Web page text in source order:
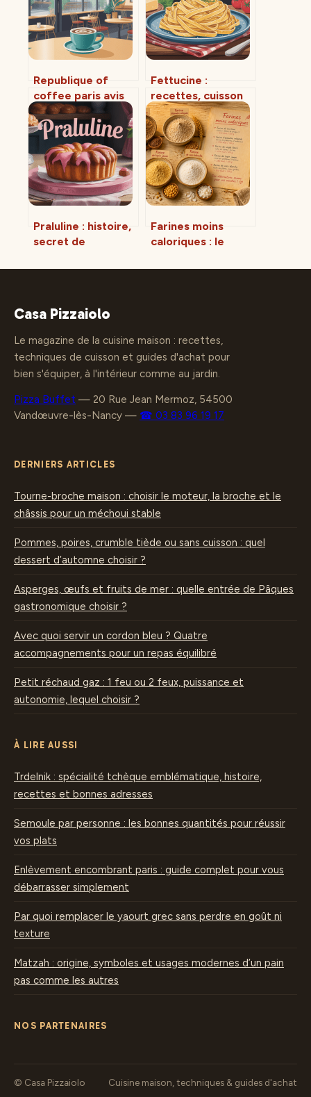
Republique of
coffee paris avis
ambiance carte et
infos pratiques
Fettucine :
recettes, cuisson
et astuces pour
des pâtes
parfaites
Praluline : histoire,
secret de
conseils de
Farines moins
caloriques : le
vos recettes sans
Casa Pizzaiolo
Le magazine de la cuisine maison : recettes,
techniques de cuisson et guides d'achat pour
bien s'équiper, à l'intérieur comme au jardin.
Pizza Buffet — 20 Rue Jean Mermoz, 54500
Vandœuvre-lès-Nancy — ☎ 03 83 96 19 17
DERNIERS ARTICLES
Tourne-broche maison : choisir le moteur, la broche et le
châssis pour un méchoui stable
Pommes, poires, crumble tiède ou sans cuisson : quel
dessert d’automne choisir ?
Asperges, œufs et fruits de mer : quelle entrée de Pâques
gastronomique choisir ?
Avec quoi servir un cordon bleu ? Quatre
accompagnements pour un repas équilibré
Petit réchaud gaz : 1 feu ou 2 feux, puissance et
autonomie, lequel choisir ?
À LIRE AUSSI
Trdelnik : spécialité tchèque emblématique, histoire,
recettes et bonnes adresses
Semoule par personne : les bonnes quantités pour réussir
vos plats
Enlèvement encombrant paris : guide complet pour vous
débarrasser simplement
Par quoi remplacer le yaourt grec sans perdre en goût ni
texture
Matzah : origine, symboles et usages modernes d’un pain
pas comme les autres
NOS PARTENAIRES
© Casa Pizzaiolo Cuisine maison, techniques & guides d'achat